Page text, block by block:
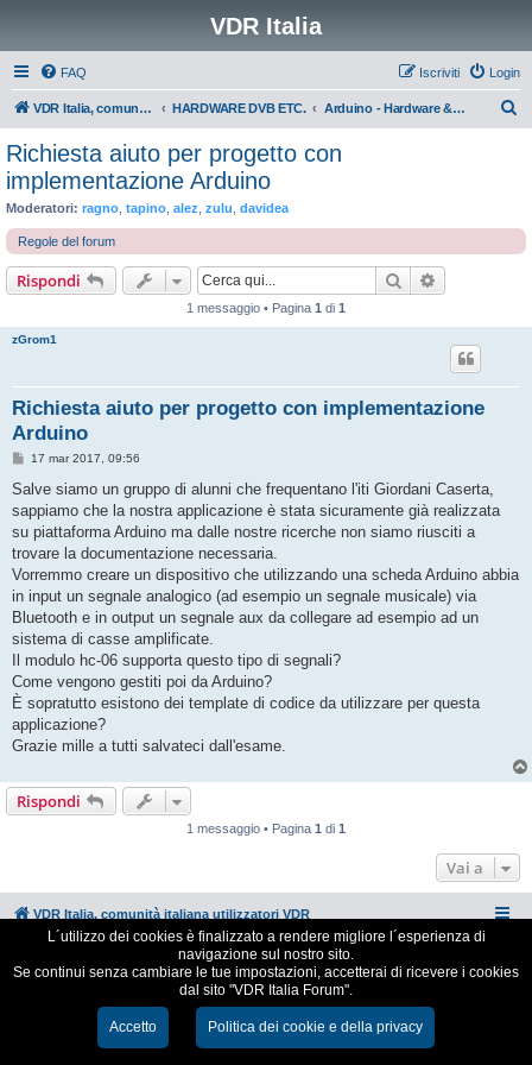
VDR Italia
FAQ Login
Iscriviti
VDR Italia, comunità italiana utilizzatori VDR HARDWARE DVB ETC. Arduino - Hardware & Software
Richiesta aiuto per progetto con
implementazione Arduino
Moderatori: ragno tapino alez zulu davidea
Regole del forum
Rispondi Cerca
1 messaggio • Pagina 1 di 1
zGrom1
Richiesta aiuto per progetto con implementazione
Arduino
M
s
a
g
i
o
17 mar 2017, 09:56
Salve siamo un gruppo di alunni che frequentano l'iti Giordani Caserta,
sappiamo che la nostra applicazione è stata sicuramente già realizzata
su piattaforma Arduino ma dalle nostre ricerche non siamo riusciti a
trovare la documentazione necessaria.
Vorremmo creare un dispositivo che utilizzando una scheda Arduino abbia
in input un segnale analogico (ad esempio un segnale musicale) via
Bluetooth e in output un segnale aux da collegare ad esempio ad un
sistema di casse amplificate.
Il modulo hc-06 supporta questo tipo di segnali?
Come vengono gestiti poi da Arduino?
È sopratutto esistono dei template di codice da utilizzare per questa
applicazione?
Grazie mille a tutti salvateci dall'esame.
Rispondi
1 messaggio • Pagina 1 di 1
Vai a
VDR Italia, comunità italiana utilizzatori VDR
phpBB® Forum Software © phpBB Limited
Traduzione ItalianaphpBB-Italia.it
L´utilizzo dei cookies è finalizzato a rendere migliore l´esperienza di
navigazione sul nostro sito.
Se continui senza cambiare le tue impostazioni, accetterai di ricevere i cookies
dal sito "VDR Italia Forum".
Accetto Politica dei cookie e della privacy